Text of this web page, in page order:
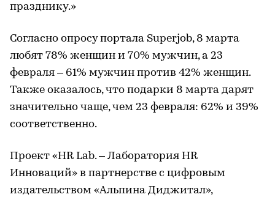
празднику.»
Согласно опросу портала Superjob, 8 марта
любят 78% женщин и 70% мужчин, а 23
февраля – 61% мужчин против 42% женщин.
Также оказалось, что подарки 8 марта дарят
значительно чаще, чем 23 февраля: 62% и 39%
соответственно.
Проект «HR Lab. – Лаборатория HR
Инноваций» в партнерстве с цифровым
издательством «Альпина Диджитал»,